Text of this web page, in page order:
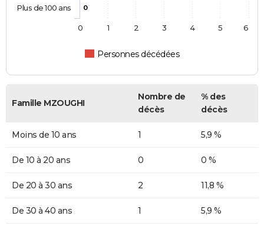
0
Personnes décédées
Plus de 100 ans
0 1 2 3 4 5 6
Famille MZOUGHI
Nombre de
décès
% des
décès
Moins de 10 ans 1 5,9 %
De 10 à 20 ans 0 0 %
De 20 à 30 ans 2 11,8 %
De 30 à 40 ans 1 5,9 %